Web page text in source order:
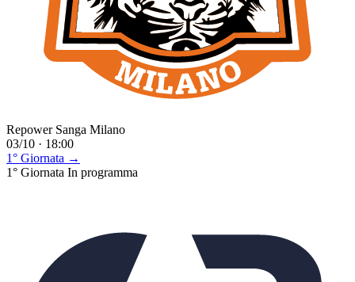
Repower Sanga Milano
03/10 · 18:00
1° Giornata →
1° Giornata In programma